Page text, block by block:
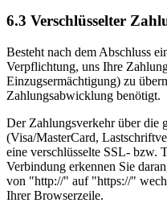
6.3 Verschlüsselter
Besteht nach dem Abschluss
Verpflichtung, uns Ihre
Einzugsermächtigung) zu
Zahlungsabwicklung benötigt.
Der Zahlungsverkehr über die
(Visa/MasterCard,
eine verschlüsselte SSL- bzw.
Verbindung erkennen Sie
von "http://" auf "https://"
Ihrer Browserzeile.